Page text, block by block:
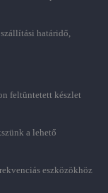
szállítási határidő,
feltüntetett készlet
a lehető
eszközökhöz